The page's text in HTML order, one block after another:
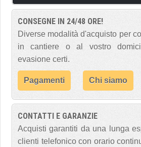
CONSEGNE IN 24/48 ORE!
Diverse modalità d'acquisto per
in cantiere o al vostro
evasione certi.
Pagamenti Chi siamo
CONTATTI E GARANZIE
Acquisti garantiti da una lunga
clienti telefonico con orario